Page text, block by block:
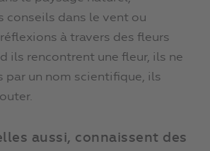
conseils dans le vent ou
à travers des fleurs
ils rencontrent une fleur, ils ne
par un nom scientifique, ils
aussi, connaissent des